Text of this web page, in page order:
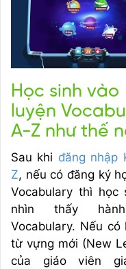
Học sinh vào
luyện
A-Z như thế
Sau khi đăng nhập
Z, nếu có đăng ký
Vocabulary thì học
nhìn thấy
Vocabulary. Nếu có
từ vựng mới (New
của giáo viên